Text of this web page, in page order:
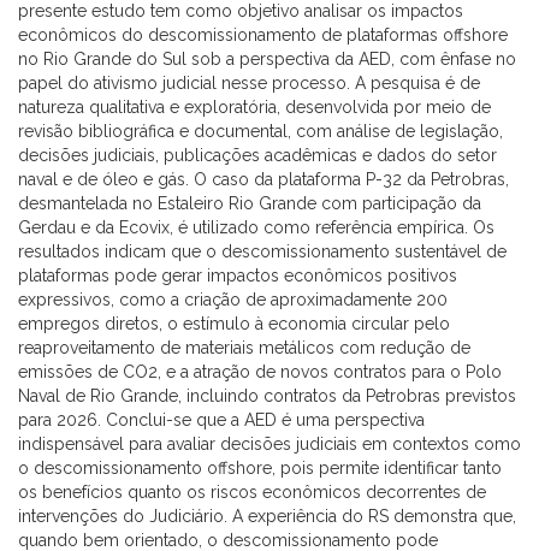
presente estudo tem como objetivo analisar os impactos
econômicos do descomissionamento de plataformas offshore
no Rio Grande do Sul sob a perspectiva da AED, com ênfase no
papel do ativismo judicial nesse processo. A pesquisa é de
natureza qualitativa e exploratória, desenvolvida por meio de
revisão bibliográfica e documental, com análise de legislação,
decisões judiciais, publicações acadêmicas e dados do setor
naval e de óleo e gás. O caso da plataforma P-32 da Petrobras,
desmantelada no Estaleiro Rio Grande com participação da
Gerdau e da Ecovix, é utilizado como referência empírica. Os
resultados indicam que o descomissionamento sustentável de
plataformas pode gerar impactos econômicos positivos
expressivos, como a criação de aproximadamente 200
empregos diretos, o estímulo à economia circular pelo
reaproveitamento de materiais metálicos com redução de
emissões de CO2, e a atração de novos contratos para o Polo
Naval de Rio Grande, incluindo contratos da Petrobras previstos
para 2026. Conclui-se que a AED é uma perspectiva
indispensável para avaliar decisões judiciais em contextos como
o descomissionamento offshore, pois permite identificar tanto
os benefícios quanto os riscos econômicos decorrentes de
intervenções do Judiciário. A experiência do RS demonstra que,
quando bem orientado, o descomissionamento pode